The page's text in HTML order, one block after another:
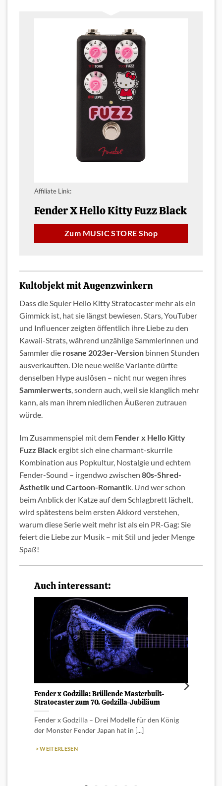
Affiliate Link:
Fender X Hello Kitty Fuzz Black
Zum MUSIC STORE Shop
Kultobjekt mit Augenzwinkern
Dass die Squier Hello Kitty Stratocaster mehr als ein
Gimmick ist, hat sie längst bewiesen. Stars, YouTuber
und Influencer zeigten öffentlich ihre Liebe zu den
Kawaii-Strats, während unzählige Sammlerinnen und
Sammler die rosane 2023er-Version binnen Stunden
ausverkauften. Die neue weiße Variante dürfte
denselben Hype auslösen – nicht nur wegen ihres
Sammlerwerts , sondern auch, weil sie klanglich mehr
kann, als man ihrem niedlichen Äußeren zutrauen
würde.
Im Zusammenspiel mit dem Fender x Hello Kitty
Fuzz Blackergibt sich eine charmant-skurrile
Kombination aus Popkultur, Nostalgie und echtem
Fender-Sound – irgendwo zwischen 80s-Shred-
Ästhetik und Cartoon-Romantik. Und wer schon
beim Anblick der Katze auf dem Schlagbrett lächelt,
wird spätestens beim ersten Akkord verstehen,
warum diese Serie weit mehr ist als ein PR-Gag: Sie
feiert die Liebe zur Musik – mit Stil und jeder Menge
Spaß!
Auch interessant:
Fender x Godzilla: Brüllende Masterbuilt-
Stratocaster zum 70. Godzilla-Jubiläum
Fender x Godzilla – Drei Modelle für den König
der Monster Fender Japan hat in [...]
> WEITERLESEN